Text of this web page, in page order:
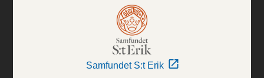
Samfundet S:t Erik